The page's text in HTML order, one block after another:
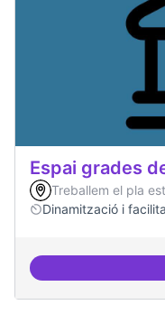
Espai grades
Treballem el pla
Dinamització i